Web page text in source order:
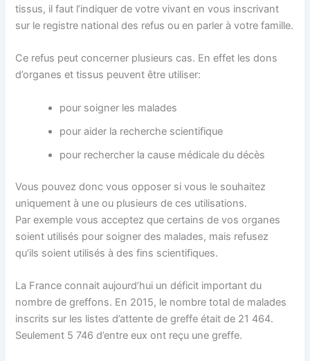
tissus, il faut l’indiquer de votre vivant en vous inscrivant
sur le registre national des refus ou en parler à votre famille.
Ce refus peut concerner plusieurs cas. En effet les dons
d’organes et tissus peuvent être utiliser:
pour soigner les malades
pour aider la recherche scientifique
pour rechercher la cause médicale du décès
Vous pouvez donc vous opposer si vous le souhaitez
uniquement à une ou plusieurs de ces utilisations.
Par exemple vous acceptez que certains de vos organes
soient utilisés pour soigner des malades, mais refusez
qu’ils soient utilisés à des fins scientifiques.
La France connait aujourd’hui un déficit important du
nombre de greffons. En 2015, le nombre total de malades
inscrits sur les listes d’attente de greffe était de 21 464.
Seulement 5 746 d’entre eux ont reçu unegreffe.